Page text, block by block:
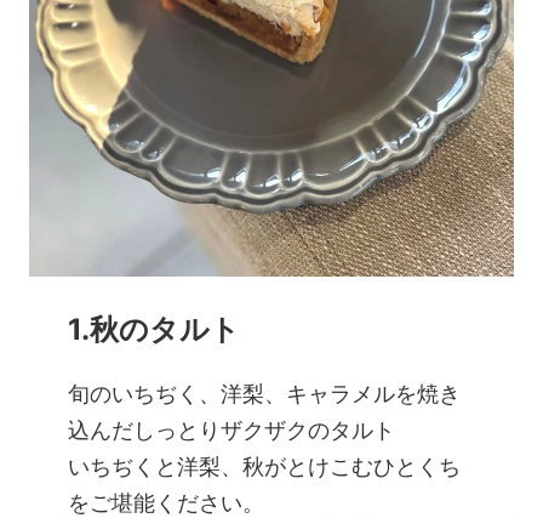
1.秋のタルト
旬のいちぢく、洋梨、キャラメルを焼き
込んだしっとりザクザクのタルト
いちぢくと洋梨、秋がとけこむひとくち
をご堪能ください。